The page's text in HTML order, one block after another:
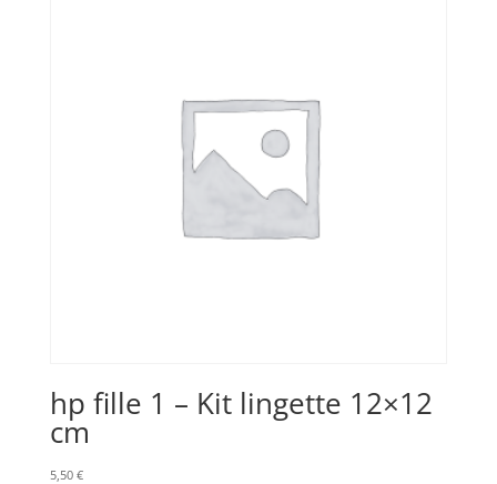
hp fille 1 – Kit lingette 12×12
cm
5,50 €